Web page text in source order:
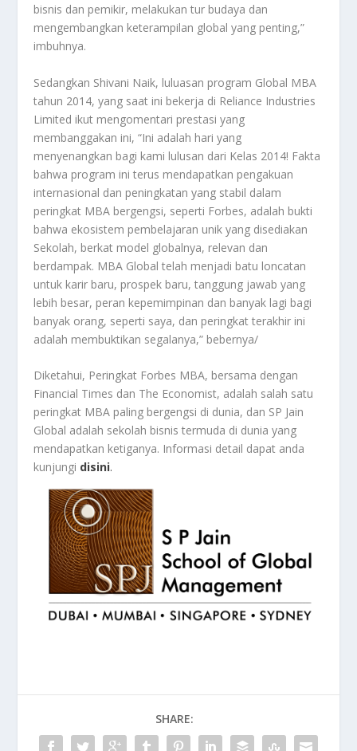
bisnis dan pemikir, melakukan tur budaya dan
mengembangkan keterampilan global yang penting,”
imbuhnya.
Sedangkan Shivani Naik, luluasan program Global MBA
tahun 2014, yang saat ini bekerja di Reliance Industries
Limited ikut mengomentari prestasi yang
membanggakan ini, “Ini adalah hari yang
menyenangkan bagi kami lulusan dari Kelas 2014! Fakta
bahwa program ini terus mendapatkan pengakuan
internasional dan peningkatan yang stabil dalam
peringkat MBA bergengsi, seperti Forbes, adalah bukti
bahwa ekosistem pembelajaran unik yang disediakan
Sekolah, berkat model globalnya, relevan dan
berdampak. MBA Global telah menjadi batu loncatan
untuk karir baru, prospek baru, tanggung jawab yang
lebih besar, peran kepemimpinan dan banyak lagi bagi
banyak orang, seperti saya, dan peringkat terakhir ini
adalah membuktikan segalanya,” bebernya/
Diketahui, Peringkat Forbes MBA, bersama dengan
Financial Times dan The Economist, adalah salah satu
peringkat MBA paling bergengsi di dunia, dan SP Jain
Global adalah sekolah bisnis termuda di dunia yang
mendapatkan ketiganya. Informasi detail dapat anda
kunjungi disini.
SHARE: